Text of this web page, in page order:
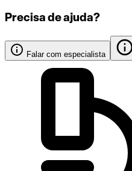
Precisa de ajuda?
Falar com especialista